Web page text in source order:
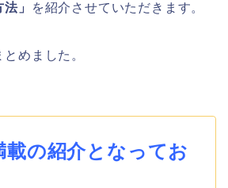
」 を紹介させていただきます。
とめました。
載の紹介となってお